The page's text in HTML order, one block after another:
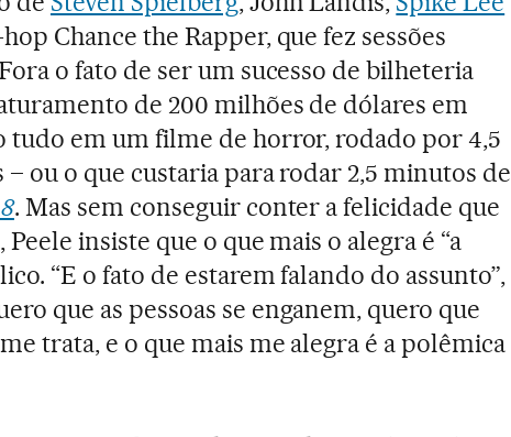
Chance the Rapper, que fez sessões
o fato de ser um sucesso de bilheteria
de 200 milhões de dólares em
tudo em um filme de horror, rodado por 4,5
ou o que custaria para rodar 2,5 minutos de
. Mas sem conseguir conter a felicidade que
insiste que o que mais o alegra é “a
“E o fato de estarem falando do assunto”,
que as pessoas se enganem, quero que
trata, e o que mais me alegra é a polêmica